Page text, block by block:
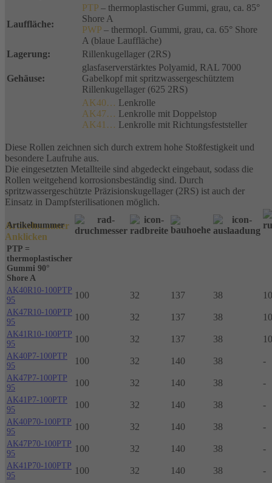
Lauffläche:
PTP – thermoplastischer Gummi, grau, ca. 85°
Shore A
PWP – thermopl. Gummi, grau, ca. 65° Shore
A (blaue Lauffläche)
Lagerung:
Rillenkugellager (2RS)
Gehäuse:
glasfaserverstärktes Polyamid, RAL 7000
Gabelkopf mit spritzwassergeschütztem
Rillenkugellager (625 2RS)
AK40… Lenkrolle
AK47… Lenkrolle mit Doppelstop
AK41… Lenkrolle mit Richtungsfeststeller
Diese Rollen zeichnen sich durch extrem hohe Stoßfestigkeit und
besondere Laufruhe aus.
Die eingesetzten Metallteile sind abgedeckt eingebaut, sodass die
Rollen weitgehend korrosionsbeständig sind. Durch
spritzwassergeschützte Präzisionskugellager (2RS) ist auch der
Einsatz in Dampfsterilisationen möglich.
Artikelnummer
Anklicken
Artikelnummer
PTP =
thermoplastischer
Gummi 90°
Shore A
AK40R10-100PTP
95
100 32 137 38 10
AK47R10-100PTP
95
100 32 137 38 10
AK41R10-100PTP
95
100 32 137 38 10
AK40P7-100PTP
95
100 32 140 38 -
AK47P7-100PTP
95
100 32 140 38 -
AK41P7-100PTP
95
100 32 140 38 -
AK40P70-100PTP
95
100 32 140 38 -
AK47P70-100PTP
95
100 32 140 38 -
AK41P70-100PTP
95
100 32 140 38 -